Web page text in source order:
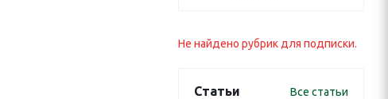
Не найдено рубрик для подписки.
Статьи Все статьи